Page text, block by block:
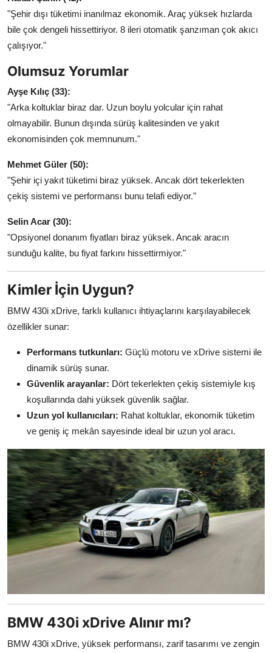
"Şehir dışı tüketimi inanılmaz ekonomik. Araç yüksek hızlarda
bile çok dengeli hissettiriyor. 8 ileri otomatik şanzıman çok akıcı
çalışıyor."
Olumsuz Yorumlar
Ayşe Kılıç (33):
"Arka koltuklar biraz dar. Uzun boylu yolcular için rahat
olmayabilir. Bunun dışında sürüş kalitesinden ve yakıt
ekonomisinden çok memnunum."
Mehmet Güler (50):
"Şehir içi yakıt tüketimi biraz yüksek. Ancak dört tekerlekten
çekiş sistemi ve performansı bunu telafi ediyor."
Selin Acar (30):
"Opsiyonel donanım fiyatları biraz yüksek. Ancak aracın
sunduğu kalite, bu fiyat farkını hissettirmiyor."
Kimler İçin Uygun?
BMW 430i xDrive, farklı kullanıcı ihtiyaçlarını karşılayabilecek
özellikler sunar:
Performans tutkunları: Güçlü motoru ve xDrive sistemi ile
dinamik sürüş sunar.
Güvenlik arayanlar: Dört tekerlekten çekiş sistemiyle kış
koşullarında dahi yüksek güvenlik sağlar.
Uzun yol kullanıcıları: Rahat koltuklar, ekonomik tüketim
ve geniş iç mekân sayesinde ideal bir uzun yol aracı.
BMW 430i xDrive Alınır mı?
BMW 430i xDrive, yüksek performansı, zarif tasarımı ve zengin